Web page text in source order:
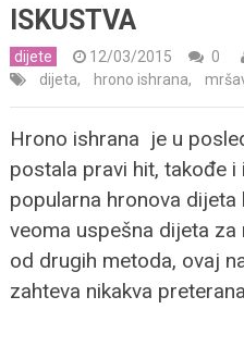
ISKUSTVA
dijete 12/03/2015 0
dijeta, hrono ishrana,
Hrono ishrana je u
postala pravi hit, takođe i
popularna hronova
veoma uspešna dijeta
od drugih metoda, ovaj
zahteva nikakva